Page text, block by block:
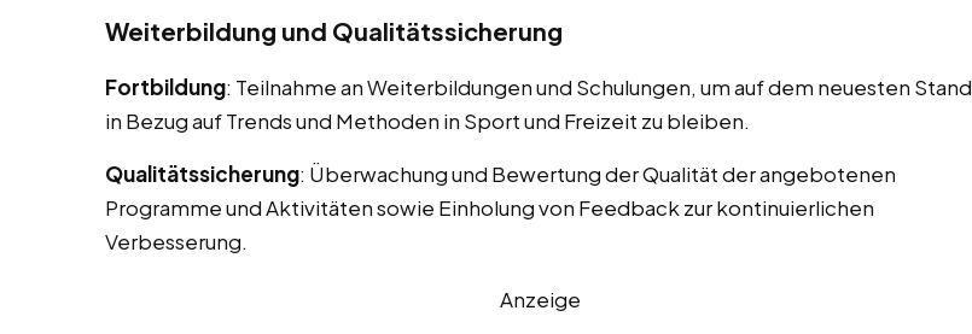
Weiterbildung und Qualitätssicherung
Fortbildung: Teilnahme an Weiterbildungen und Schulungen, um auf dem neuesten Stand
in Bezug auf Trends und Methoden in Sport und Freizeit zu bleiben.
Qualitätssicherung: Überwachung und Bewertung der Qualität der angebotenen
Programme und Aktivitäten sowie Einholung von Feedback zur kontinuierlichen
Verbesserung.
Anzeige